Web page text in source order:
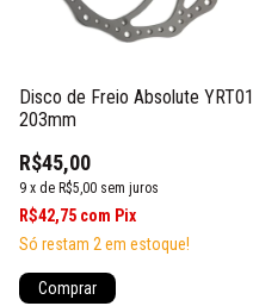
Disco de Freio Absolute YRT01
203mm
R$45,00
9 x de R$5,00 sem juros
R$42,75 com Pix
Só restam 2 em estoque!
Comprar